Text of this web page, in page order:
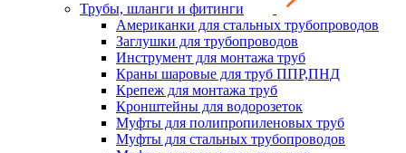
Трубы, шланги и фитинги
Американки для стальных трубопроводов
Заглушки для трубопроводов
Инструмент для монтажа труб
Краны шаровые для труб ППР,ПНД
Крепеж для монтажа труб
Кронштейны для водорозеток
Муфты для полипропиленовых труб
Муфты для стальных трубопроводов